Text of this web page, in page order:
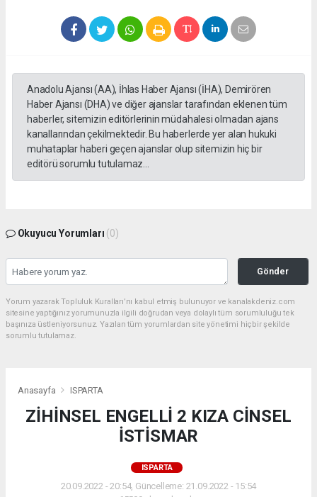
Anadolu Ajansı (AA), İhlas Haber Ajansı (İHA), Demirören
Haber Ajansı (DHA) ve diğer ajanslar tarafından eklenen tüm
haberler, sitemizin editörlerinin müdahalesi olmadan ajans
kanallarından çekilmektedir. Bu haberlerde yer alan hukuki
muhataplar haberi geçen ajanslar olup sitemizin hiç bir
editörü sorumlu tutulamaz...
Okuyucu Yorumları (0)
Gönder
Yorum yazarak Topluluk Kuralları’nı kabul etmiş bulunuyor ve kanalakdeniz.com
sitesine yaptığınız yorumunuzla ilgili doğrudan veya dolaylı tüm sorumluluğu tek
başınıza üstleniyorsunuz. Yazılan tüm yorumlardan site yönetimi hiçbir şekilde
sorumlu tutulamaz.
Anasayfa ISPARTA
ZİHİNSEL ENGELLİ 2 KIZA CİNSEL
İSTİSMAR
ISPARTA
20.09.2022 - 20:54, Güncelleme: 21.09.2022 - 15:54